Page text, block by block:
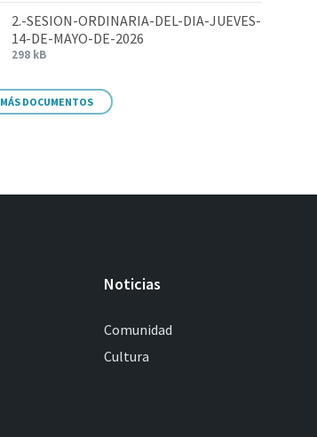
2.-SESION-ORDINARIA-DEL-DIA-JUEVES-
14-DE-MAYO-DE-2026
298 kB
MÁS DOCUMENTOS
Noticias
Comunidad
Cultura